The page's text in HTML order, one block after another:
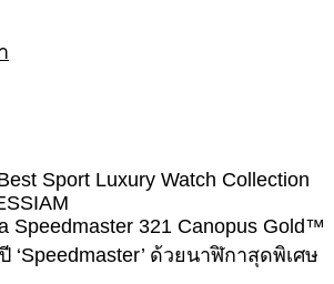
Sport Luxury Watch Collection
Speedmaster 321 Canopus Gold™
‘Speedmaster’ ด้วยนาฬิกาสุดพิเศษ